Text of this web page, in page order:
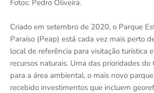
Fotos: Pedro Oliveira.
Criado em setembro de 2020, o Parque
Paraíso (Peap) está cada vez mais perto
local de referência para visitação turística
recursos naturais. Uma das prioridades do
para a área ambiental, o mais novo
recebido investimentos que incluem